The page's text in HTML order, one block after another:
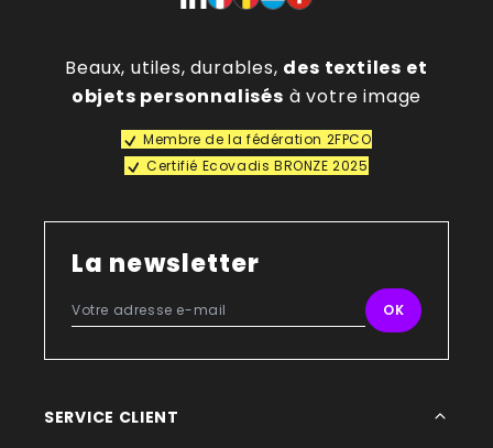
Beaux, utiles, durables, des textiles et
objets personnalisés à votre image
Membre de la fédération 2FPCO
Certifié Ecovadis BRONZE 2025
La newsletter
SERVICE CLIENT